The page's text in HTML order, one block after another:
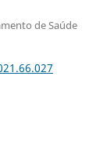
de Saúde